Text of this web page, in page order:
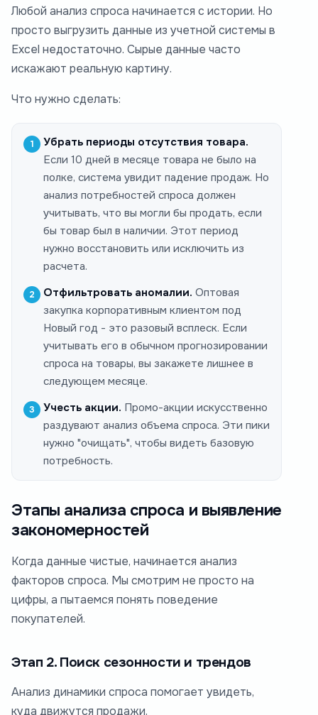
Любой анализ спроса начинается с истории. Но
просто выгрузить данные из учетной системы в
Excel недостаточно. Сырые данные часто
искажают реальную картину.
Что нужно сделать:
Убрать периоды отсутствия товара.
Если 10 дней в месяце товара не было на
полке, система увидит падение продаж. Но
анализ потребностей спроса должен
учитывать, что вы могли бы продать, если
бы товар был в наличии. Этот период
нужно восстановить или исключить из
расчета.
Отфильтровать аномалии. Оптовая
закупка корпоративным клиентом под
Новый год - это разовый всплеск. Если
учитывать его в обычном прогнозировании
спроса на товары, вы закажете лишнее в
следующем месяце.
Учесть акции. Промо-акции искусственно
раздувают анализ объема спроса. Эти пики
нужно "очищать", чтобы видеть базовую
потребность.
Этапы анализа спроса и выявление
закономерностей
Когда данные чистые, начинается анализ
факторов спроса. Мы смотрим не просто на
цифры, а пытаемся понять поведение
покупателей.
Этап 2. Поиск сезонности и трендов
Анализ динамики спроса помогает увидеть,
куда движутся продажи.